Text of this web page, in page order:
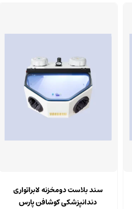
سند بلاست دومخزنه لابراتواری
دندانپزشکی کوشافن پارس